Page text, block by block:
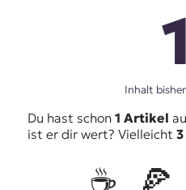
1
Inhalt
Du hast schon 1 Artikel
ist er dir wert? Vielleicht
☕️ 🍕